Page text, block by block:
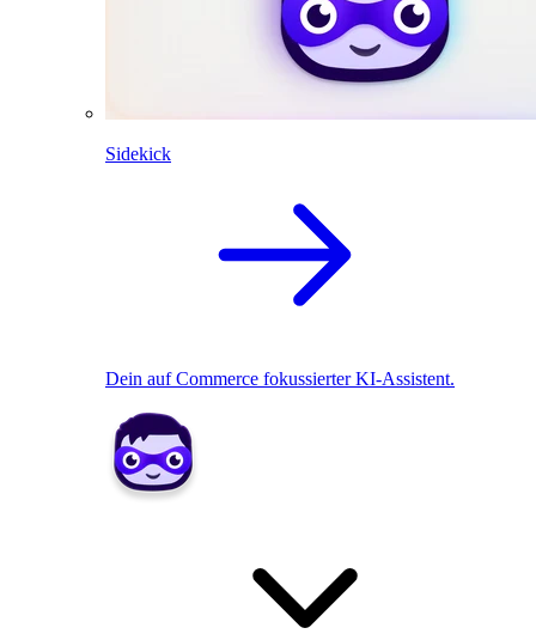
Sidekick
Dein auf Commerce fokussierter KI-Assistent.